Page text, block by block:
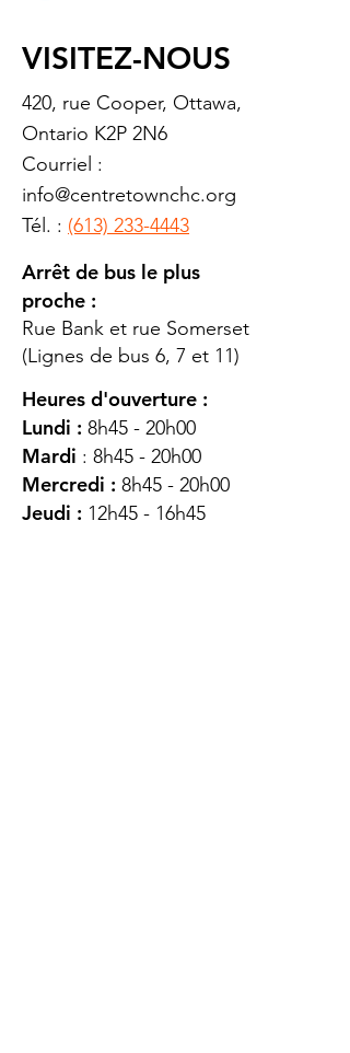
VISITEZ-NOUS
420, rue Cooper, Ottawa,
Ontario K2P 2N6
Courriel :
info@centretownchc.org
Tél. : (613) 233-4443
Arrêt de bus le plus
proche :
Rue Bank et rue Somerset
(Lignes de bus 6, 7 et 11)
Heures d'ouverture :
Lundi : 8h45 - 20h00
Mardi : 8h45 - 20h00
Mercredi : 8h45 - 20h00
Jeudi : 12h45 - 16h45